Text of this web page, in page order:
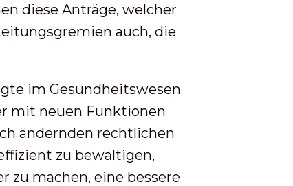
diese Anträge, welcher
auch, die
im Gesundheitswesen
mit neuen Funktionen
ändernden rechtlichen
zu bewältigen,
zu machen, eine bessere